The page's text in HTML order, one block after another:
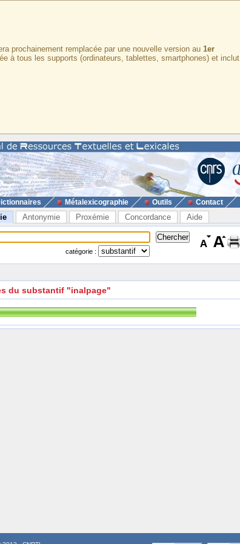
prochainement remplacée par une nouvelle version au 1er
à tous les supports (ordinateurs, tablettes, smartphones) et inclut
Métalexicographie Outils Contact
Antonymie Proxémie Concordance Aide
catégorie :
du substantif "inalpage"